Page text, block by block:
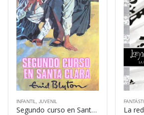
INFANTIL, JUVENIL
Segundo curso en Santa Clara – Enid Blyton